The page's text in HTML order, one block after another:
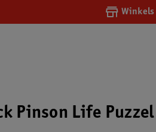
Winkels
Pinson Life Puzzel